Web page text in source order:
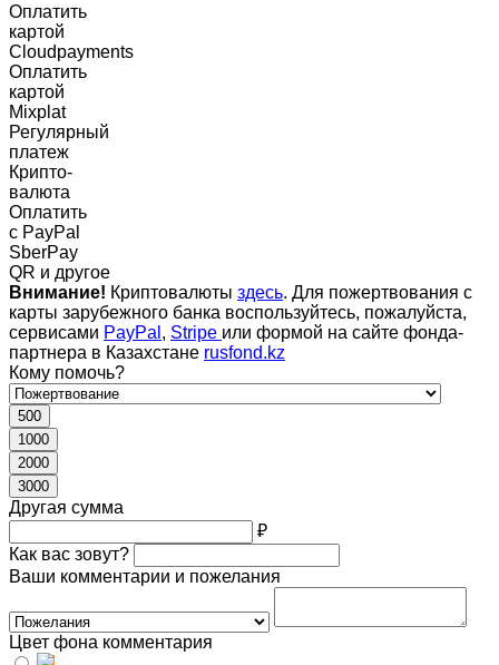
Оплатить
картой
Cloudpayments
Оплатить
картой
Mixplat
Регулярный
платеж
Крипто-
валюта
Оплатить
c PayPal
SberPay
QR и другое
Внимание! Криптовалюты здесь. Для пожертвования с
карты зарубежного банка воспользуйтесь, пожалуйста,
сервисами PayPal , Stripe или формой на сайте фонда-
партнера в Казахстане rusfond.kz
Кому помочь?
500
1000
2000
3000
Другая сумма
₽
Как вас зовут?
Ваши комментарии и пожелания
Цвет фона комментария